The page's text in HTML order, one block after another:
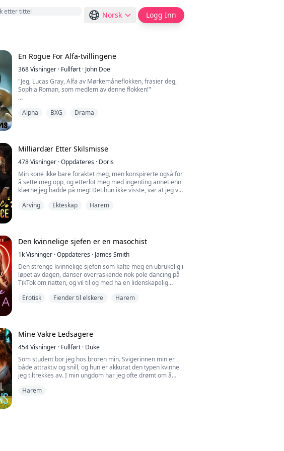
Norsk Logg Inn
En Rogue For Alfa-tvillingene
368Visninger · Fullført · John Doe
"Jeg, Lucas Gray, Alfa av Mørkemåneflokken, frasier deg,
Sophia Roman, som medlem av denne flokken!"
Sophia ble utstøtt av flokken sin fordi hun skiftet fire år
To dager etter at Sophia ble en ensom ulv, ble hun
angrepet av eldre ensomme ulver, men b...
Alpha BXG Drama
Milliardær Etter Skilsmisse
478Visninger ·Oppdateres · Doris
Min kone ikke bare foraktet meg, men konspirerte også for
å sette meg opp, og etterlot meg med ingenting annet enn
klærne jeg hadde på meg! Det hun ikke visste, var at jeg var
hjulpet henne de siste tre årene. Etter skilsmissen arvet jeg
Arving Ekteskap Harem
Den kvinnelige sjefen er en masochist
1kVisninger ·Oppdateres · James Smith
Den strenge kvinnelige sjefen som kalte meg en ubrukelig i
løpet av dagen, danser overraskende nok pole dancing på
TikTok om natten, og vil til og med ha en lidenskapelig
Erotisk
Fiender til elskere Harem
Mine Vakre Ledsagere
454Visninger · Fullført · Duke
Som student bor jeg hos broren min. Svigerinnen min er
både attraktiv og snill, og hun er akkurat den typen kvinne
jeg tiltrekkes av. I min ungdom har jeg ofte drømt om å
har jeg prøvd å unngå henne så mye som mulig. Til min
Harem